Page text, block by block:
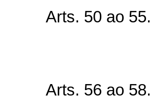
Arts. 50 ao 55.
Arts. 56 ao 58.